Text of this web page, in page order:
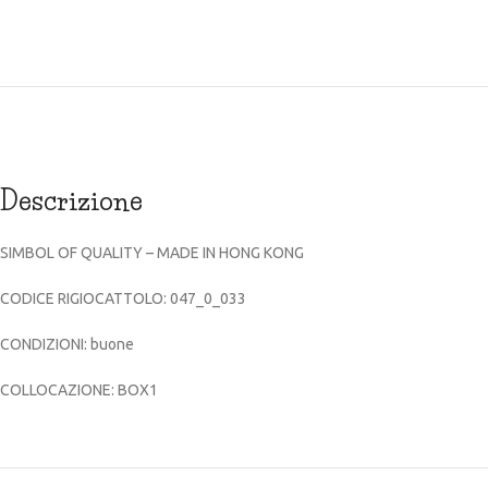
Descrizione
SIMBOL OF QUALITY – MADE IN HONG KONG
CODICE RIGIOCATTOLO: 047_0_033
CONDIZIONI: buone
COLLOCAZIONE: BOX1